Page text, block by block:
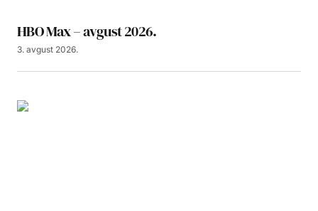
HBO Max – avgust 2026.
3. avgust 2026.